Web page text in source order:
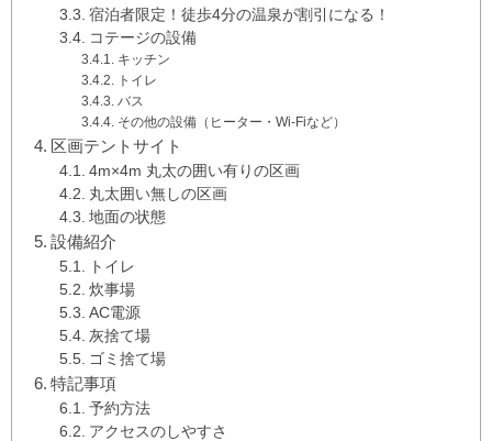
宿泊者限定！徒歩4分の温泉が割引になる！
コテージの設備
キッチン
トイレ
バス
その他の設備（ヒーター・Wi-Fiなど）
区画テントサイト
4m×4m 丸太の囲い有りの区画
丸太囲い無しの区画
地面の状態
設備紹介
トイレ
炊事場
AC電源
灰捨て場
ゴミ捨て場
特記事項
予約方法
アクセスのしやすさ